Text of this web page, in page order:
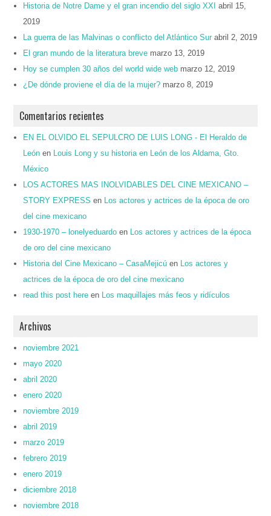
Historia de Notre Dame y el gran incendio del siglo XXI
abril 15,
2019
La guerra de las Malvinas o conflicto del Atlántico Sur abril 2, 2019
El gran mundo de la literatura breve marzo 13, 2019
Hoy se cumplen 30 años del world wide web marzo 12, 2019
¿De dónde proviene el día de la mujer? marzo 8, 2019
Comentarios recientes
EN EL OLVIDO EL SEPULCRO DE LUIS LONG - El Heraldo de
León en
Louis Long y su historia en León de los Aldama, Gto.
México
LOS ACTORES MAS INOLVIDABLES DEL CINE MEXICANO –
STORY EXPRESS en
Los actores y actrices de la época de oro
del cine mexicano
1930-1970 – lonelyeduardo en
Los actores y actrices de la época
de oro del cine mexicano
Historia del Cine Mexicano – CasaMejicú en
Los actores y
actrices de la época de oro del cine mexicano
read this post here en Los maquillajes más feos y ridículos
Archivos
noviembre 2021
mayo 2020
abril 2020
enero 2020
noviembre 2019
abril 2019
marzo 2019
febrero 2019
enero 2019
diciembre 2018
noviembre 2018